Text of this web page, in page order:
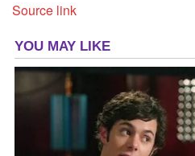
Source link